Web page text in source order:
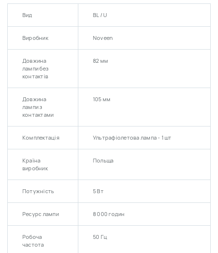
Вид BL / U
Виробник Noveen
Довжина
лампи без
контактів
82 мм
Довжина
лампи з
контактами
105 мм
Комплектація Ультрафіолетова лампа - 1 шт
Країна
виробник
Польща
Потужність 5 Вт
Ресурс лампи 8 000 годин
Робоча
частота
50 Гц